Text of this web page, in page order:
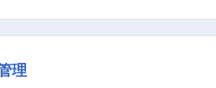
い方
い」お客さまと「買いたい」お客
理